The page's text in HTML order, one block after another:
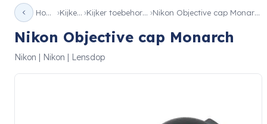
Home Kijkers Kijker toebehoren Nikon Objective cap Monarch
Nikon Objective cap Monarch
Nikon | Nikon | Lensdop